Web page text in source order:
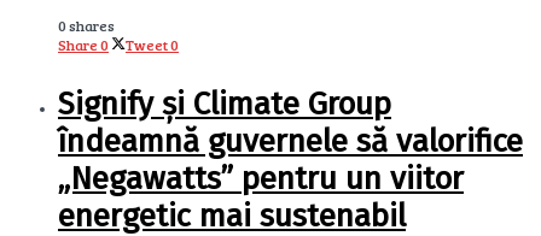
0 shares
Share0 Tweet0
Signify și Climate Group
îndeamnă guvernele să valorifice
„Negawatts” pentru un viitor
energetic mai sustenabil